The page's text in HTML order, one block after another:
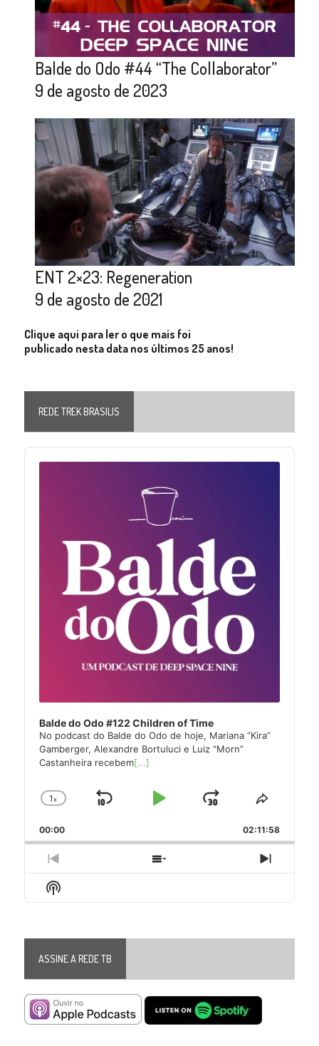
Balde do Odo #44 “The Collaborator”
9 de agosto de 2023
ENT 2×23: Regeneration
9 de agosto de 2021
Clique aqui para ler o que mais foi
publicado nesta data nos últimos 25 anos!
REDE TREK BRASILIS
Audio
Player
Balde do Odo #122 Children of Time
No podcast do Balde do Odo de hoje, Mariana “Kira”
Gamberger, Alexandre Bortuluci e Luiz “Morn”
Castanheira recebem[...]
Change
Rate
1x
Skip
Play
Jump
Forward
Share
Episode
00:00 02:11:58
Previous
Episode
Show
Episodes
Next
Episode
Show
Podcast
ASSINE A REDE TB